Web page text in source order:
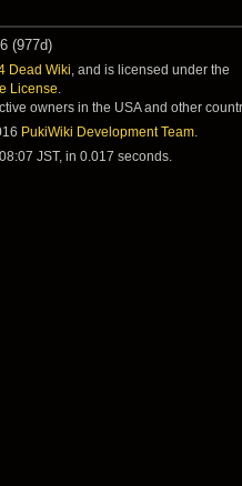
(977d)
Dead Wiki , and is licensed under the
License
owners in the USA and other
PukiWiki Development Team
JST, in 0.017 seconds.